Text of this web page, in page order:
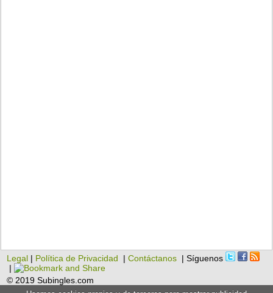
Legal | Política de Privacidad |Contáctanos | Síguenos
|
© 2019 Subingles.com